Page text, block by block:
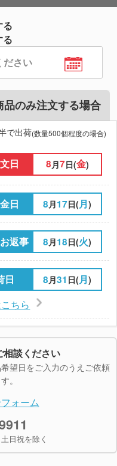
る
る
品のみ注文する場合
で出荷(数量500個程度の場合)
日 8 月7日(金)
日 8月17日(月)
返事 8月18日(火)
日 8月31 日(月)
ちら
相談ください
望日をご入力のうえご依頼
。
ォーム
日祝を除く